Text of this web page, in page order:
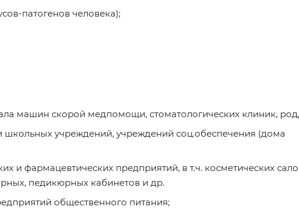
патогенов человека);
машин скорой медпомощи, стоматологических клиник,
учреждений, учреждений соц.обеспечения (дома
и фармацевтических предприятий, в т.ч. косметических
педикюрных кабинетов и др.
общественного питания;